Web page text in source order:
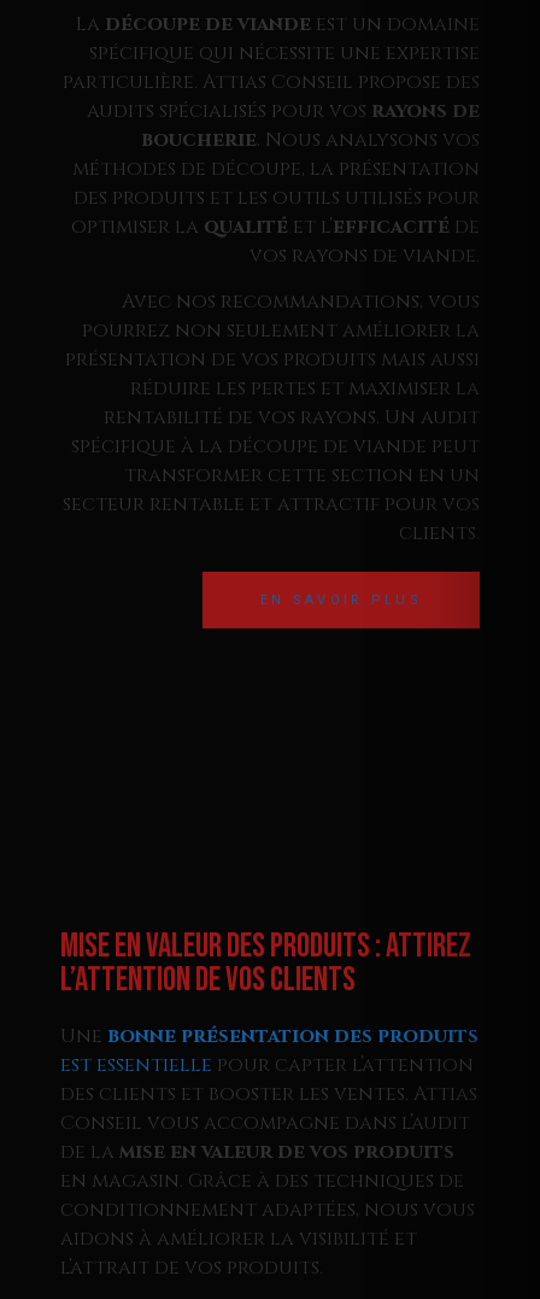
La découpe de viande est un domaine
spécifique qui nécessite une expertise
particulière. Attias Conseil propose des
audits spécialisés pour vos rayons de
boucherie. Nous analysons vos
méthodes de découpe, la présentation
des produits et les outils utilisés pour
optimiser la qualité et l’efficacité de
vos rayons de viande.
Avec nos recommandations, vous
pourrez non seulement améliorer la
présentation de vos produits mais aussi
réduire les pertes et maximiser la
rentabilité de vos rayons. Un audit
spécifique à la découpe de viande peut
transformer cette section en un
secteur rentable et attractif pour vos
clients.
EN SAVOIR PLUS
Mise en Valeur des Produits : Attirez
l’Attention de Vos Clients
Une bonne présentation des produits
est essentielle pour capter l’attention
des clients et booster les ventes. Attias
Conseil vous accompagne dans l’audit
de la mise en valeur de vos produits
en magasin. Grâce à des techniques de
conditionnement adaptées, nous vous
aidons à améliorer la visibilité et
l’attrait de vos produits.